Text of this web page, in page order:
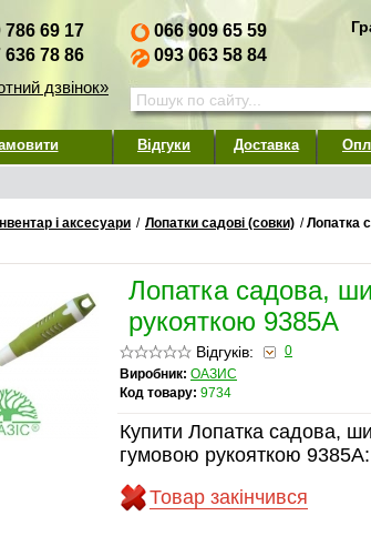
786 69 17
636 78 86
дзвінок»
066 909 65 59
093 063 58 84
Відгуки Доставка
і аксесуари / Лопатки садові (совки) /Лопатка
Лопатка садова,
рукояткою 9385A
Відгуків:
0
Виробник: ОАЗИС
Код товару: 9734
Купити Лопатка садова,
гумовою рукояткою 9385A:
Товар закінчився